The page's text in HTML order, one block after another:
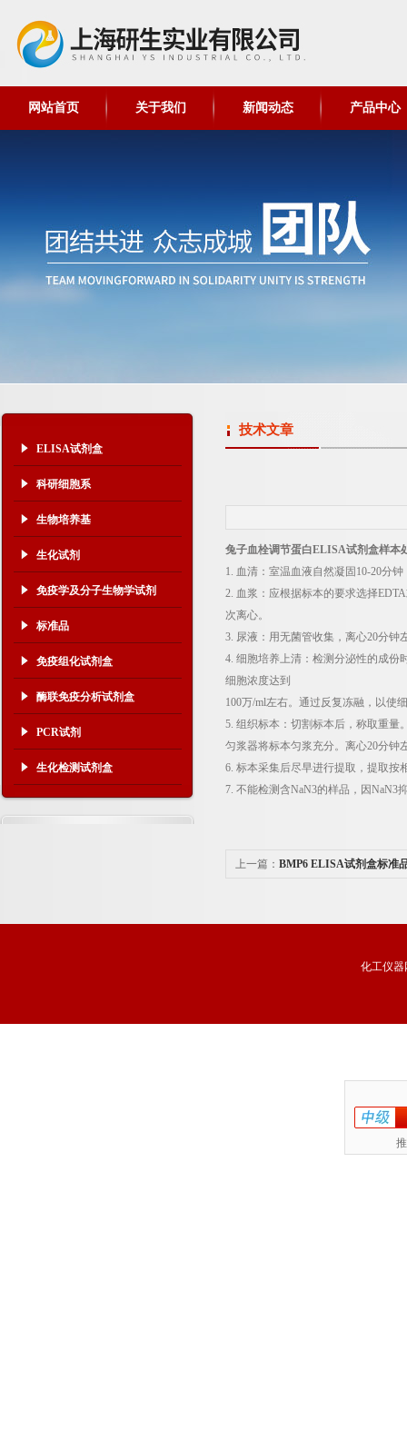
网站首页 关于我们 新闻动态 产品中心
ELISA试剂盒
科研细胞系
生物培养基
生化试剂
免疫学及分子生物学试剂
标准品
免疫组化试剂盒
酶联免疫分析试剂盒
PCR试剂
生化检测试剂盒
技术文章
兔子血栓调节蛋白ELISA试剂盒样本
1. 血清：室温血液自然凝固10-20分
2. 血浆：应根据标本的要求选择
次离心。
3. 尿液：用无菌管收集，离心20分钟
4. 细胞培养上清：检测分泌性的成份
细胞浓度达到
100万/ml左右。通过反复冻融，以使
5. 组织标本：切割标本后，称取重量
匀浆器将标本匀浆充分。离心20分钟
6. 标本采集后尽早进行提取，提取
7. 不能检测含NaN3的样品，因NaN3
上一篇： BMP6 ELISA试剂盒标准
化工仪器